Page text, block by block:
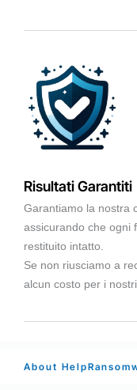
Risultati Garantiti
Garantiamo la nostra
assicurando che ogni
restituito intatto.
Se non riusciamo a
alcun costo per i nostri
About